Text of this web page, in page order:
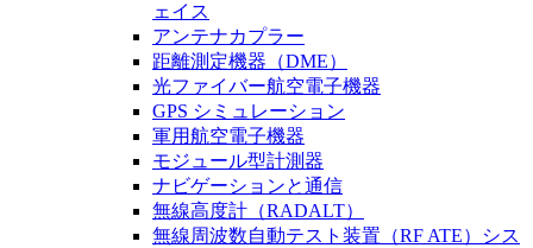
ェイス
アンテナカプラー
距離測定機器（DME）
光ファイバー航空電子機器
GPS シミュレーション
軍用航空電子機器
モジュール型計測器
ナビゲーションと通信
無線高度計（RADALT）
無線周波数自動テスト装置（RF ATE）シス